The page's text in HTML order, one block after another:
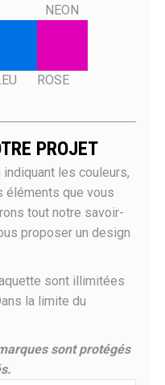
NEON
ROSE
PROJET
les couleurs,
éléments que vous
tout notre savoir-
proposer un design
sont illimitées
la limite du
sont protégés